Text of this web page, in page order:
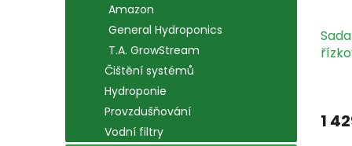
Amazon
General Hydroponics
T.A. GrowStream
Čištění systémů
Hydroponie
Provzdušňování
Vodní filtry
1